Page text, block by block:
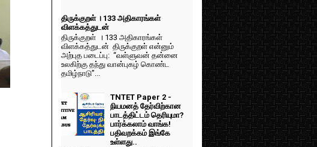
திருக்குறள் । 133 அதிகாரங்கள்
விளக்கத்துடன்
திருக்குறள் । 133 அதிகாரங்கள்
விளக்கத்துடன் திருக்குறள் என்னும்
அற்புத படைப்பு: “வள்ளுவன் தன்னை
உலகிற்கு தந்து வான்புகழ் கொண்ட
தமிழ்நாடு”...
TNTET Paper 2 -
நியமனத் தேர்விற்கான
பாடத்திட்டம் தெரியுமா?
பார்க்கலாம் வாங்க!
பதிவறக்கம் இங்கே
உள்ளது..